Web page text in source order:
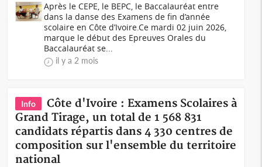
Après le CEPE, le BEPC, le Baccalauréat entre
dans la danse des Examens de fin d’année
scolaire en Côte d’Ivoire.Ce mardi 02 juin 2026,
marque le début des Epreuves Orales du
Baccalauréat se...
il y a 2 mois
Info
Côte d'Ivoire : Examens Scolaires à
Grand Tirage, un total de 1 568 831
candidats répartis dans 4 330 centres de
composition sur l'ensemble du territoire
national